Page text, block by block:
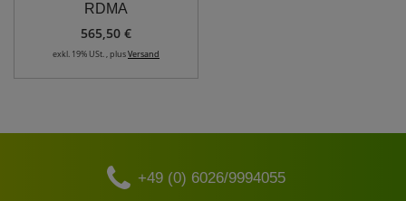
RDMA
565,50 €
exkl. 19% USt. , plusVersand
+49 (0) 6026/9994055